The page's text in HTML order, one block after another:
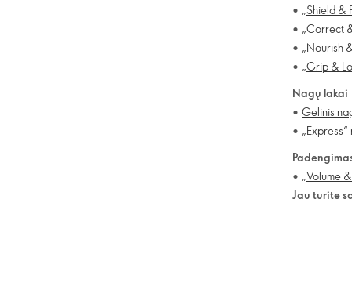
• „Shield &
• „Correct
• „Nourish
• „Grip &
Nagų lakai
• Gelinis
•
• „Volume
Jau turite